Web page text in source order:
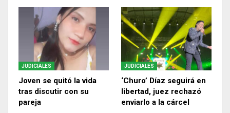
JUDICIALES
Joven se quitó la vida
tras discutir con su
pareja
JUDICIALES
‘Churo’ Díaz seguirá en
libertad, juez rechazó
enviarlo a la cárcel